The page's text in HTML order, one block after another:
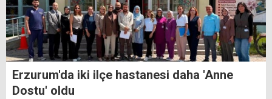
Erzurum'da iki ilçe hastanesi daha 'Anne
Dostu' oldu